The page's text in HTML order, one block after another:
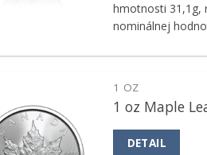
hmotnosti 31,1g,
nominálnej
Pridať k
obľúbeným
1 OZ
1 oz Maple
DETAIL